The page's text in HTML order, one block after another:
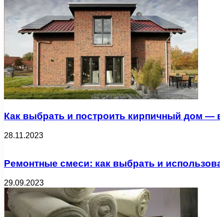
Как выбрать и построить кирпичный дом —
28.11.2023
Ремонтные смеси: как выбрать и
29.09.2023